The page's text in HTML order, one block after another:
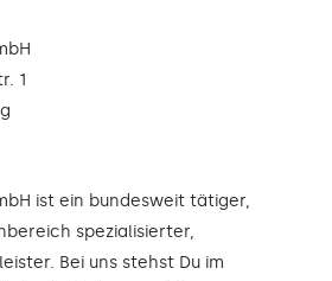
1
ist ein bundesweit tätiger,
spezialisierter,
Bei uns stehst Du im